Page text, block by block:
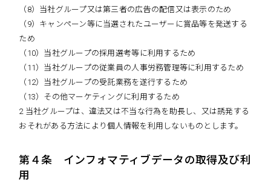
（8）当社グループ又は第三者の広告の配信又は表示のため
（9）キャンペーン等に当選されたユーザーに賞品等を発送する
ため
（10）当社グループの採用選考等に利用するため
（11）当社グループの従業員の人事労務管理等に利用するため
（12）当社グループの受託業務を遂行するため
（13）その他マーケティングに利用するため
2 当社グループは、違法又は不当な行為を助長し、又は誘発する
おそれがある方法により個人情報を利用しないものとします。
第４条 インフォマティブデータの取得及び利
用